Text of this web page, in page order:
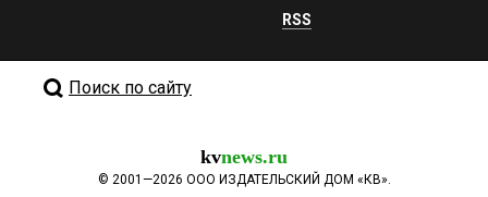
RSS
Поиск по сайту
kvnews.ru
© 2001—2026 ООО ИЗДАТЕЛЬСКИЙ ДОМ «КВ».